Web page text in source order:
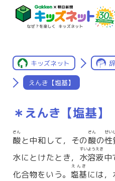
キッズネット
えんき【塩基】
＊えんき【塩基】
酸
さん
と中和して，その酸
さん
の性
せい
水にとけたとき， 水溶液
すいようえき
中
化合物をいう。 塩基
えんき
には